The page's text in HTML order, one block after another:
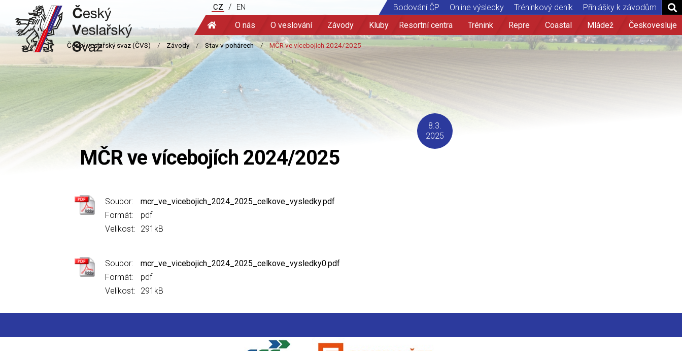
CZ / EN Bodování ČP Online výsledky Tréninkový deník
Přihlášky k závodům
O nás
O veslování Závody Kluby Resortní centra Trénink Repre Coastal Mládež Českovesluje
MČR ve vícebojích 2024/2025
8.3.
2025
Soubor:
mcr_ve_vicebojich_2024_2025_celkove_vysledky.pdf
Formát:
pdf
Velikost:
291kB
Soubor:
mcr_ve_vicebojich_2024_2025_celkove_vysledky0.pdf
Formát:
pdf
Velikost:
291kB